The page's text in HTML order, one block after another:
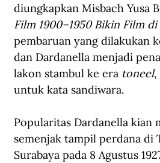
diungkapkan Misbach Yusa
Film 1900–1950 Bikin Film di
pembaruan yang dilakukan
dan Dardanella menjadi
lakon stambul ke era toneel,
untuk kata sandiwara.
Popularitas Dardanella kian
semenjak tampil perdana di
Surabaya pada 8 Agustus